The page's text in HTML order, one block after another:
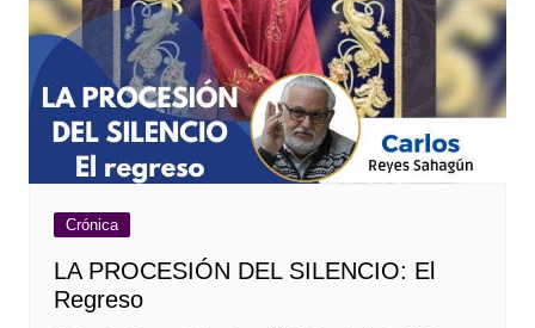
Crónica
LA PROCESIÓN DEL SILENCIO: El
Regreso